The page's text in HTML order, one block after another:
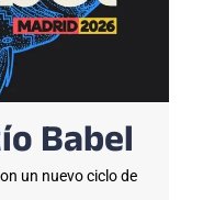
Babel
un nuevo ciclo de